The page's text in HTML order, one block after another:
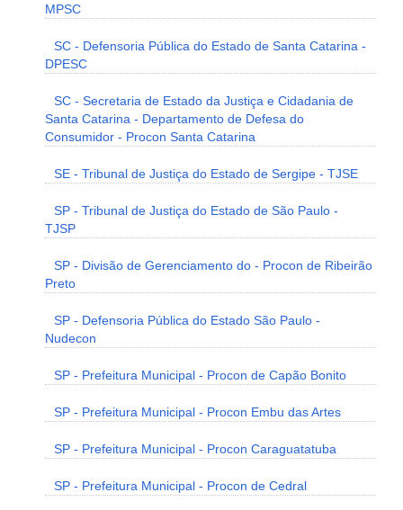
MPSC
SC - Defensoria Pública do Estado de Santa Catarina -
DPESC
SC - Secretaria de Estado da Justiça e Cidadania de
Santa Catarina - Departamento de Defesa do
Consumidor - Procon Santa Catarina
SE - Tribunal de Justiça do Estado de Sergipe - TJSE
SP - Tribunal de Justiça do Estado de São Paulo -
TJSP
SP - Divisão de Gerenciamento do - Procon de Ribeirão
Preto
SP - Defensoria Pública do Estado São Paulo -
Nudecon
SP - Prefeitura Municipal - Procon de Capão Bonito
SP - Prefeitura Municipal - Procon Embu das Artes
SP - Prefeitura Municipal - Procon Caraguatatuba
SP - Prefeitura Municipal - Procon de Cedral